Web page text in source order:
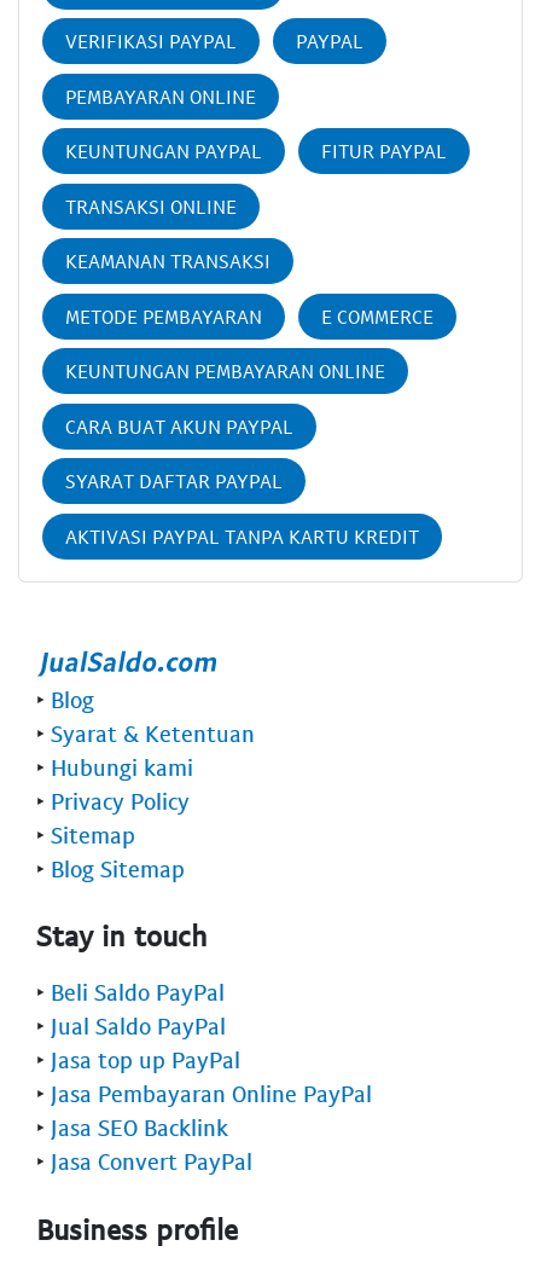
VERIFIKASI PAYPAL PAYPAL
PEMBAYARAN ONLINE
KEUNTUNGAN PAYPAL FITUR PAYPAL
TRANSAKSI ONLINE
KEAMANAN TRANSAKSI
METODE PEMBAYARAN E COMMERCE
KEUNTUNGAN PEMBAYARAN ONLINE
CARA BUAT AKUN PAYPAL
SYARAT DAFTAR PAYPAL
AKTIVASI PAYPAL TANPA KARTU KREDIT
‣ Blog
‣ Syarat & Ketentuan
‣ Hubungi kami
‣ Privacy Policy
‣ Sitemap
‣ Blog Sitemap
Stay in touch
‣ Beli Saldo PayPal
‣ Jual Saldo PayPal
‣ Jasa top up PayPal
‣ Jasa Pembayaran Online PayPal
‣ Jasa SEO Backlink
‣ Jasa Convert PayPal
Business profile